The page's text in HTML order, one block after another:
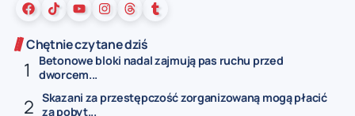
Chętnie czytane dziś
Betonowe bloki nadal zajmują pas ruchu przed
dworcem...
Skazani za przestępczość zorganizowaną mogą płacić
za pobyt...